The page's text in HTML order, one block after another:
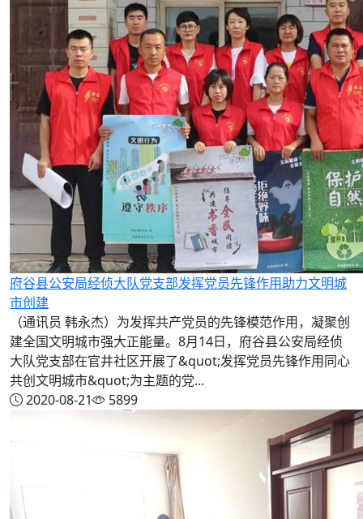
府谷县公安局经侦大队党支部发挥党员先锋作用助力文明城
市创建
（通讯员 韩永杰）为发挥共产党员的先锋模范作用，凝聚创
建全国文明城市强大正能量。8月14日，府谷县公安局经侦
大队党支部在官井社区开展了&quot;发挥党员先锋作用同心
共创文明城市&quot;为主题的党...
2020-08-21
5899